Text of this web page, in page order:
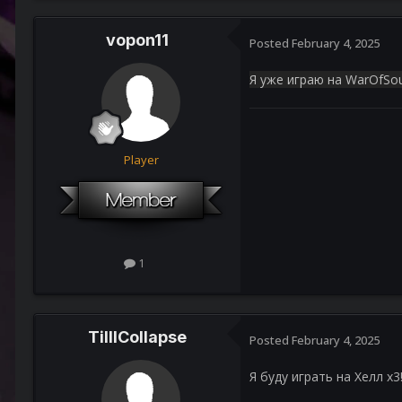
vopon11
Player
1
Posted February 4, 2025
Я уже играю на
TillICollapse Posted February 4, 2025
Я буду играть на Хелл х3!